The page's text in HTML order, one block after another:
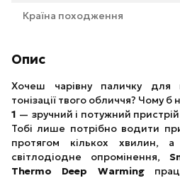
Країна походження
Опис
Хочеш чарівну паличку для
тонізації твого обличчя? Чому б
1 — зручний і потужний
Тобі лише потрібно водити
протягом кількох хвилин, а
світлодіодне опромінення,
Thermo Deep Warming